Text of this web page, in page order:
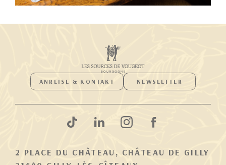
ANREISE & KONTAKT NEWSLETTER
2 PLACE DU CHÂTEAU, CHÂTEAU DE GILLY